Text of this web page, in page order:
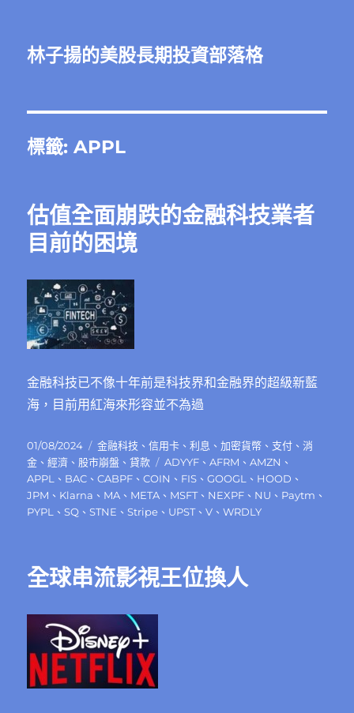
林子揚的美股長期投資部落格
標籤:APPL
估值全面崩跌的金融科技業者
目前的困境
金融科技已不像十年前是科技界和金融界的超級新藍
海，目前用紅海來形容並不為過
發
佈
日
期:
01/08/2024
分
類
金融科技 、信用卡 、利息 、加密貨幣 、 支付 、消
金 、經濟 、 股市崩盤 、貸款
標
籤
ADYYF 、AFRM 、AMZN 、
APPL
、 BAC 、CABPF 、COIN 、 FIS 、GOOGL 、 HOOD 、
JPM 、 Klarna 、 MA 、 META 、 MSFT、 NEXPF 、 NU 、 Paytm 、
PYPL
、SQ 、STNE 、Stripe 、 UPST、V 、WRDLY
全球串流影視王位換人